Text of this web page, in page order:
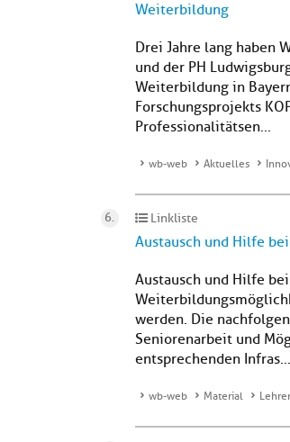
Weiterbildung
Drei Jahre lang haben
und der PH
Weiterbildung in
Forschungsprojekts
Professionalitätsen...
wb-web Aktuelles
Linkliste
Austausch und Hilfe
Austausch und Hilfe
werden. Die
Seniorenarbeit und
entsprechenden Infras...
wb-web Material